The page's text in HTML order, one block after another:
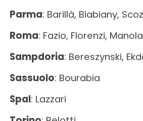
Parma: Barillà, Biabiany,
Roma: Fazio, Florenzi,
Sampdoria: Bereszynski,
Sassuolo: Bourabia
Spal: Lazzari